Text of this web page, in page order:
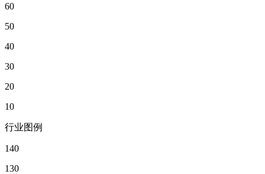
60
50
40
30
20
10
行业图例
140
130